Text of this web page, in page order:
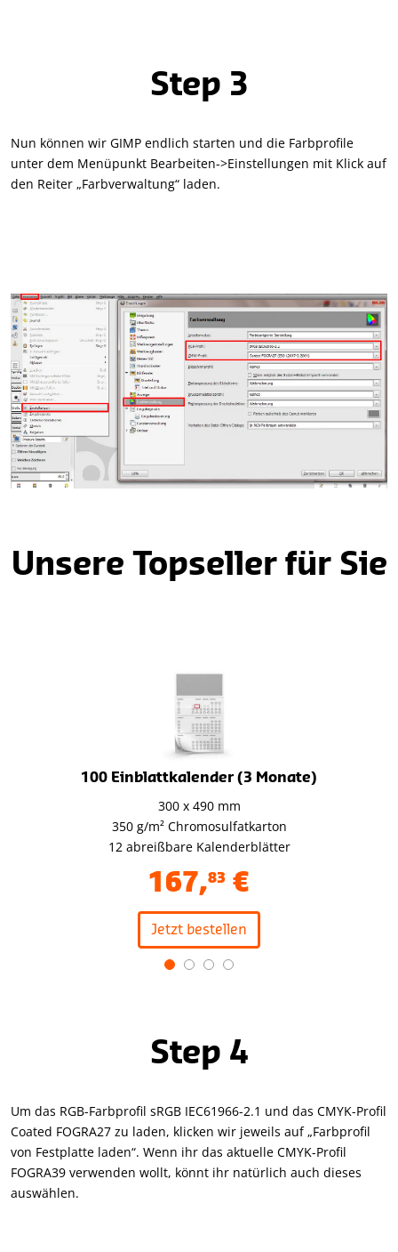
Step 3
Nun können wir GIMP endlich starten und die Farbprofile
unter dem Menüpunkt Bearbeiten->Einstellungen mit Klick auf
den Reiter „Farbverwaltung“ laden.
Unsere Topseller für Sie
100 Einblattkalender (3 Monate)
300 x 490 mm
350 g/m² Chromosulfatkarton
12 abreißbare Kalenderblätter
167,83 €
Jetzt bestellen
Step 4
Um das RGB-Farbprofil sRGB IEC61966-2.1 und das CMYK-Profil
Coated FOGRA27 zu laden, klicken wir jeweils auf „Farbprofil
von Festplatte laden“. Wenn ihr das aktuelle CMYK-Profil
FOGRA39 verwenden wollt, könnt ihr natürlich auch dieses
auswählen.